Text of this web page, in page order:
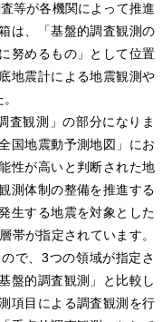
等が各機関によって推進
は、「基盤的調査観測の
努めるもの」として位置
地震計による地震観測や
観測」の部分になりま
国地震動予測地図」にお
性が高いと判断された地
測体制の整備を推進する
生する地震を対象とした
帯が指定されています。
で、3つの領域が指定さ
盤的調査観測」と比較し
項目による調査観測を行